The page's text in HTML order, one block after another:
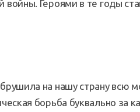
войны. Героями в те годы
на нашу страну всю
борьба буквально за